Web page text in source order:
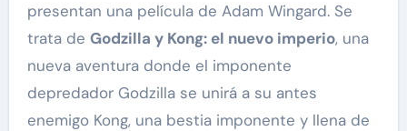
presentan una película de Adam Wingard. Se
trata de Godzilla y Kong: el nuevo imperio, una
nueva aventura donde el imponente
depredador Godzilla se unirá a su antes
enemigo Kong, una bestia imponente y llena de